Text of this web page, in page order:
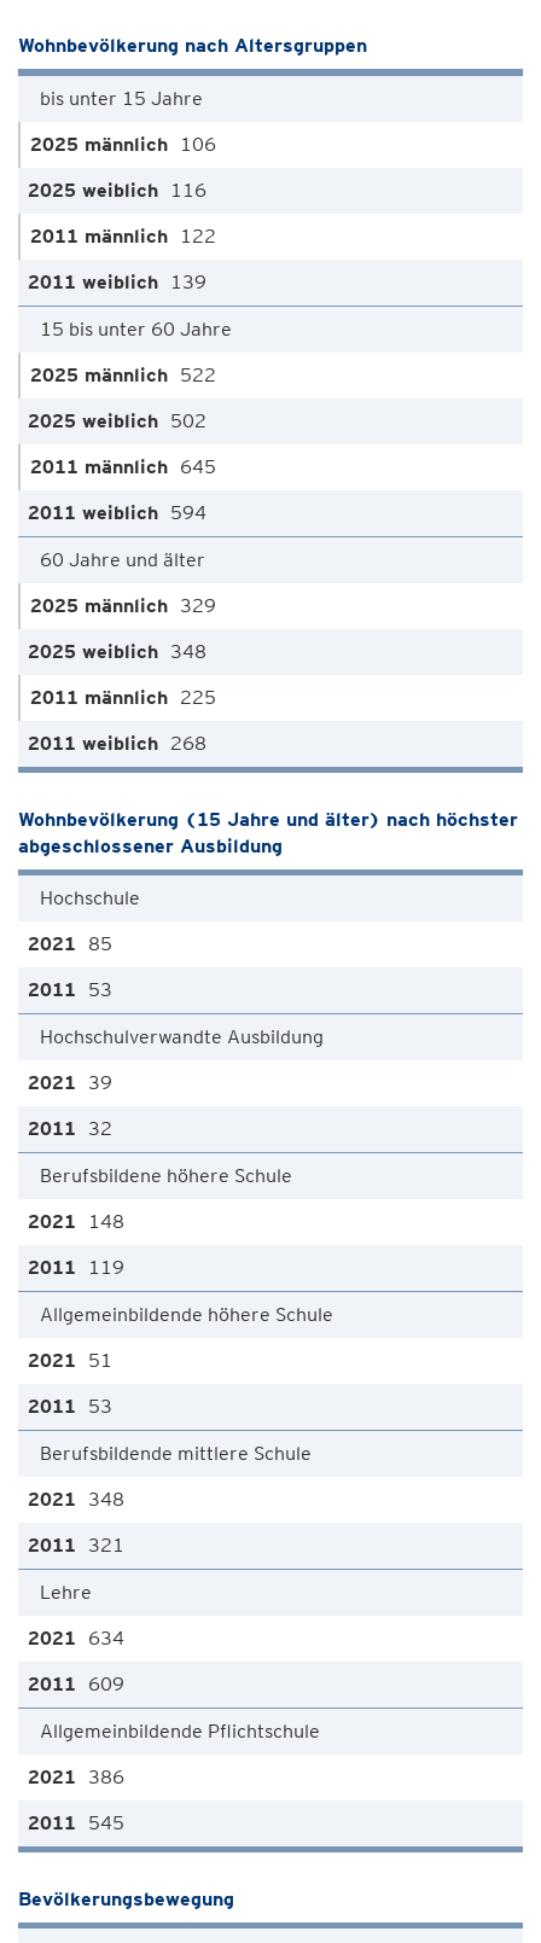
Wohnbevölkerung nach Altersgruppen
bis unter 15 Jahre
106
116
122
139
15 bis unter 60 Jahre
522
502
645
594
60 Jahre und älter
329
348
225
268
Wohnbevölkerung (15 Jahre und älter) nach höchster
abgeschlossener Ausbildung
Hochschule
85
53
Hochschulverwandte Ausbildung
39
32
Berufsbildene höhere Schule
148
119
Allgemeinbildende höhere Schule
51
53
Berufsbildende mittlere Schule
348
321
Lehre
634
609
Allgemeinbildende Pflichtschule
386
545
Bevölkerungsbewegung